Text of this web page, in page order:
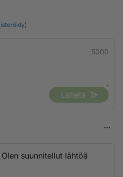
)
5000
Lähetä
suunnitellut lähtöä